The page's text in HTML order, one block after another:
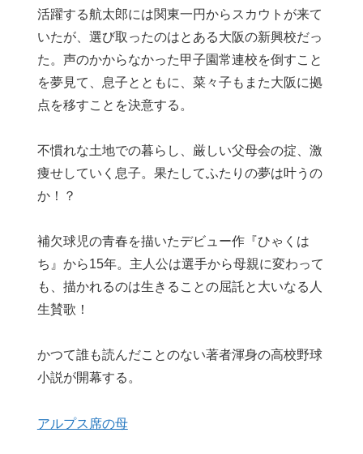
活躍する航太郎には関東一円からスカウトが来て
いたが、選び取ったのはとある大阪の新興校だっ
た。声のかからなかった甲子園常連校を倒すこと
を夢見て、息子とともに、菜々子もまた大阪に拠
点を移すことを決意する。
不慣れな土地での暮らし、厳しい父母会の掟、激
痩せしていく息子。果たしてふたりの夢は叶うの
か！？
補欠球児の青春を描いたデビュー作『ひゃくは
ち』から15年。主人公は選手から母親に変わって
も、描かれるのは生きることの屈託と大いなる人
生賛歌！
かつて誰も読んだことのない著者渾身の高校野球
小説が開幕する。
アルプス席の母